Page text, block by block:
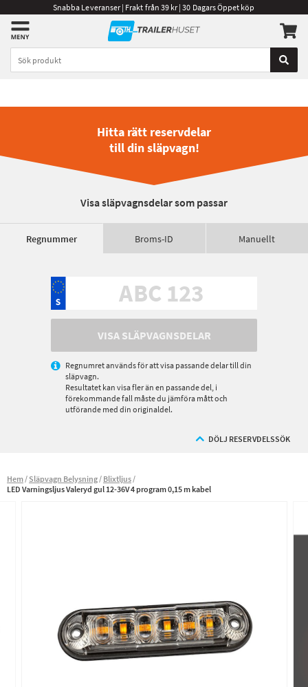
Snabba Leveranser | Frakt från 39 kr | 30 Dagars Öppet köp
Hitta rätt reservdelar
till din släpvagn!
Visa släpvagnsdelar som passar
Regnummer Broms-ID Manuellt
VISA SLÄPVAGNSDELAR
Regnumret används för att visa passande delar till din
släpvagn.
Resultatet kan visa fler än en passande del, i
förekommande fall måste du jämföra mått och
utförande med din originaldel.
DÖLJ RESERVDELSSÖK
Hem Släpvagn Belysning Blixtljus
LED Varningsljus Valeryd gul 12-36V 4 program 0,15 m kabel